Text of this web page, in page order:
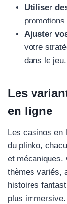
Utiliser
Ajuster
votre
dans le jeu.
Les
en ligne
Les casinos en
du plinko,
et mécaniques.
thèmes variés,
histoires
plus